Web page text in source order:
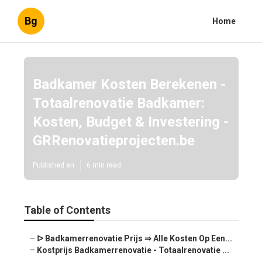
Bg Home
Badkamer Kosten Berekenen -
Totaalrenovatie Badkamer:
Kosten, Budget & Investering -
GRRenovatieprojecten.be
Published en 6 min read
Table of Contents
– ᐅ Badkamerrenovatie Prijs ⇒ Alle Kosten Op Een...
– Kostprijs Badkamerrenovatie - Totaalrenovatie ...